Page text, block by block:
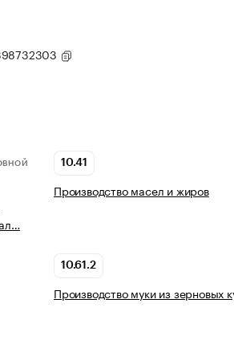
10.41
Производство масел и жиров
10.61.2
Производство муки из зерновых